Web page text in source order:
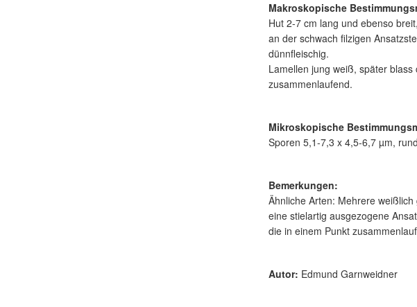
Makroskopische
Hut 2-7 cm lang und ebenso
an der schwach filzigen
dünnfleischig.
Lamellen jung weiß, später
zusammenlaufend.
Mikroskopische
Sporen 5,1-7,3 x 4,5-6,7 µm,
Bemerkungen:
Ähnliche Arten: Mehrere
eine stielartig ausgezogene
die in einem Punkt
Autor: Edmund Garnweidner